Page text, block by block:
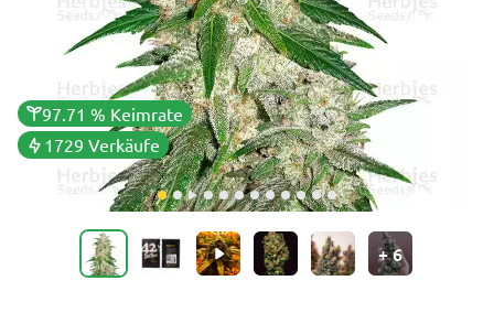
97.71 % Keimrate
1729 Verkäufe
+6